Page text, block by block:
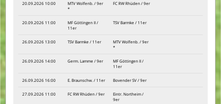
20.09.2026 10:00
MTV Wolfenb. / 9er
*
FC RW Rhüden / 9er
20.09.2026 11:00
MF Göttingen II /
11er
TSV Barmke / 11er
26.09.2026 13:00 TSV Barmke / 11er
MTV Wolfenb. / 9er
*
26.09.2026 14:00 Germ. Lamme / 9er
MF Göttingen II /
11er
26.09.2026 16:00 E. Braunschw. / 11er Bovender SV / 9er
27.09.2026 11:00 FC RW Rhüden / 9er
Eintr. Northeim /
9er